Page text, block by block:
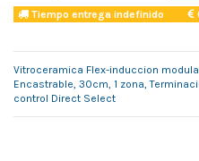
Tiempo entrega indefinido
Vitroceramica Flex-induccion
Encastrable, 30cm, 1 zona,
control Direct Select